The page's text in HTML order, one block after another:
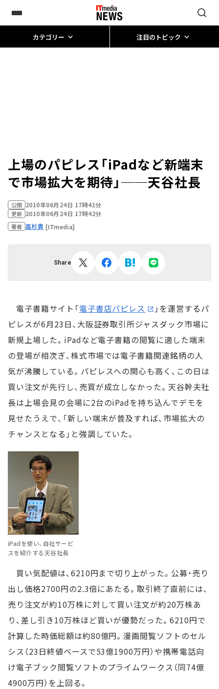
カテゴリー 注目のトピック
上場のパピレス「iPadなど新端末
で市場拡大を期待」──天谷社長
公開 2010年06月24日 17時41分
更新 2010年06月24日 17時42分
著者 高杉貴 [ITmedia]
Share
電子書籍サイト「電子書店パピレス
」を運営するパ
ピレスが6月23日、大阪証券取引所ジャスダック市場に
新規上場した。iPadなど電子書籍の閲覧に適した端末
の登場が相次ぎ、株式市場では電子書籍関連銘柄の人
気が沸騰している。パピレスへの関心も高く、この日は
買い注文が先行し、売買が成立しなかった。天谷幹夫社
長は上場会見の会場に2台のiPadを持ち込んでデモを
見せたうえで、「新しい端末が普及すれば、市場拡大の
チャンスとなる」と強調していた。
iPadを使い、自社サービ
スを紹介する天谷社長
買い気配値は、6210円まで切り上がった。公募・売り
出し価格2700円の2.3倍にあたる。取引終了直前には、
売り注文が約10万株に対して買い注文が約20万株あ
り、差し引き10万株ほど買いが優勢だった。6210円で
計算した時価総額は約80億円。漫画閲覧ソフトのセル
シス（23日終値ベースで53億1900万円）や携帯電話向
け電子ブック閲覧ソフトのプライムワークス（同74億
4900万円）を上回る。